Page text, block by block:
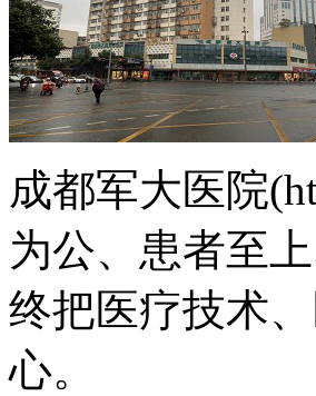
成都军大医院
为公、患者至
终把医疗技术
心。